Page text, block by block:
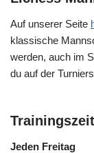
Auf unserer Seite
klassische
werden, auch im
du auf der
Jeden Freitag